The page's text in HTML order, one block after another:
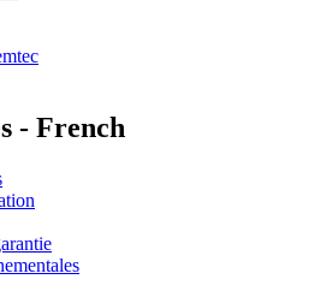
- French